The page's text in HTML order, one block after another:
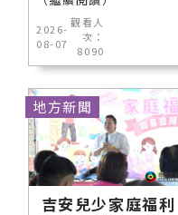
2026-
08-07
觀看人
次：
8090
吉安兒少家庭福利
地方新聞